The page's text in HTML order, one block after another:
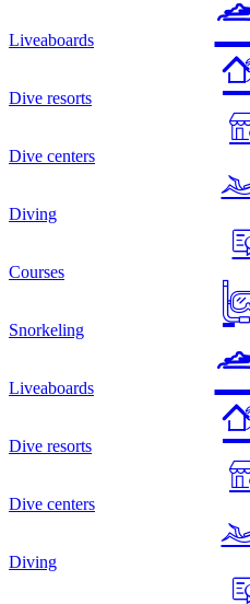
Liveaboards
Dive resorts
Dive centers
Diving
Courses
Snorkeling
Liveaboards
Dive resorts
Dive centers
Diving